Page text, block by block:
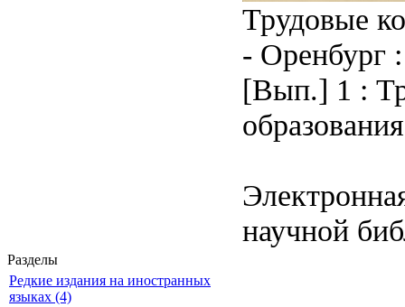
Разделы
Редкие издания на иностранных
языках (4)
Трудовые
- Оренбург
[Вып.] 1 :
научной